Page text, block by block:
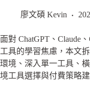
廖文碩 Kevin
面對 ChatGPT、Claude
工具的學習焦慮，本文
環境、深入單一工具、
境工具選擇與付費策略建